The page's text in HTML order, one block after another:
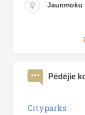
Jaunmoku
Pēdējie
Cityparks